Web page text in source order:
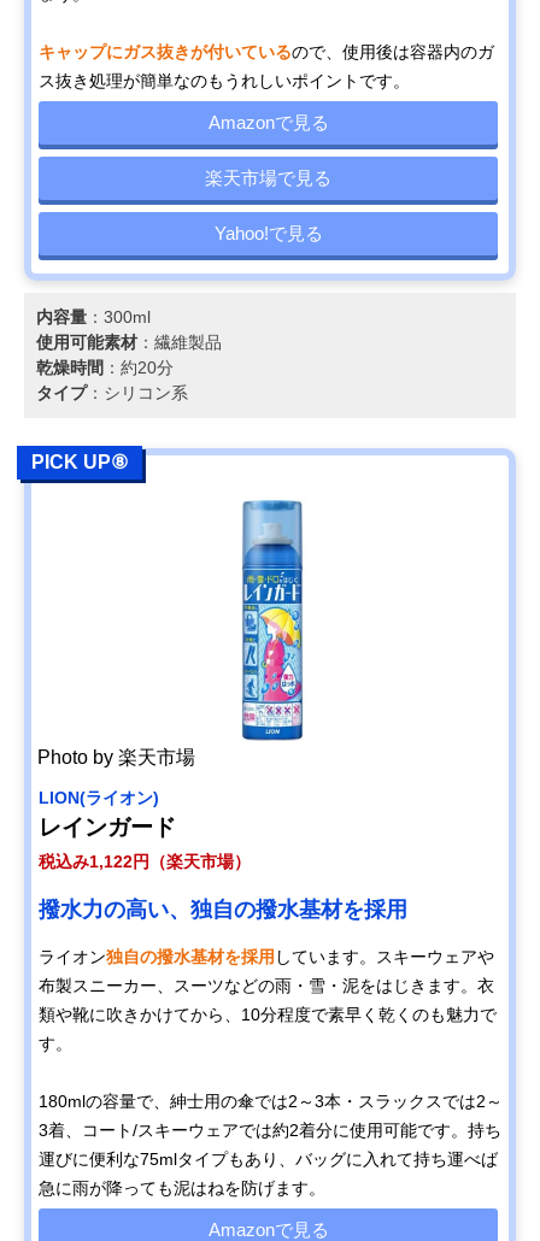
キャップにガス抜きが付いているので、使用後は容器内のガ
ス抜き処理が簡単なのもうれしいポイントです。
Amazonで見る
楽天市場で見る
Yahoo!で見る
内容量 ：300ml
使用可能素材 ：繊維製品
乾燥時間 ：約20分
タイプ：シリコン系
PICK UP⑧
Photo by 楽天市場
LION(ライオン)
レインガード
税込み1,122円（楽天市場）
撥水力の高い、独自の撥水基材を採用
ライオン独自の撥水基材を採用 しています。スキーウェアや
布製スニーカー、スーツなどの雨・雪・泥をはじきます。衣
類や靴に吹きかけてから、10分程度で素早く乾くのも魅力で
す。
180mlの容量で、紳士用の傘では2～3本・スラックスでは2～
3着、コート/スキーウェアでは約2着分に使用可能です。持ち
運びに便利な75mlタイプもあり、バッグに入れて持ち運べば
急に雨が降っても泥はねを防げます。
Amazonで見る